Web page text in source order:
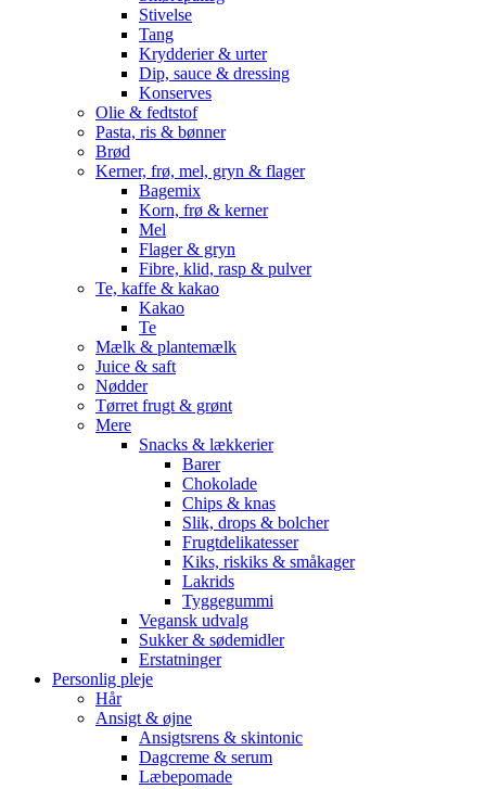
Stivelse
Tang
Krydderier & urter
Dip, sauce & dressing
Konserves
Olie & fedtstof
Pasta, ris & bønner
Brød
Kerner, frø, mel, gryn & flager
Bagemix
Korn, frø & kerner
Mel
Flager & gryn
Fibre, klid, rasp & pulver
Te, kaffe & kakao
Kakao
Te
Mælk & plantemælk
Juice & saft
Nødder
Tørret frugt & grønt
Mere
Snacks & lækkerier
Barer
Chokolade
Chips & knas
Slik, drops & bolcher
Frugtdelikatesser
Kiks, riskiks & småkager
Lakrids
Tyggegummi
Vegansk udvalg
Sukker & sødemidler
Erstatninger
Personlig pleje
Hår
Ansigt & øjne
Ansigtsrens & skintonic
Dagcreme & serum
Læbepomade